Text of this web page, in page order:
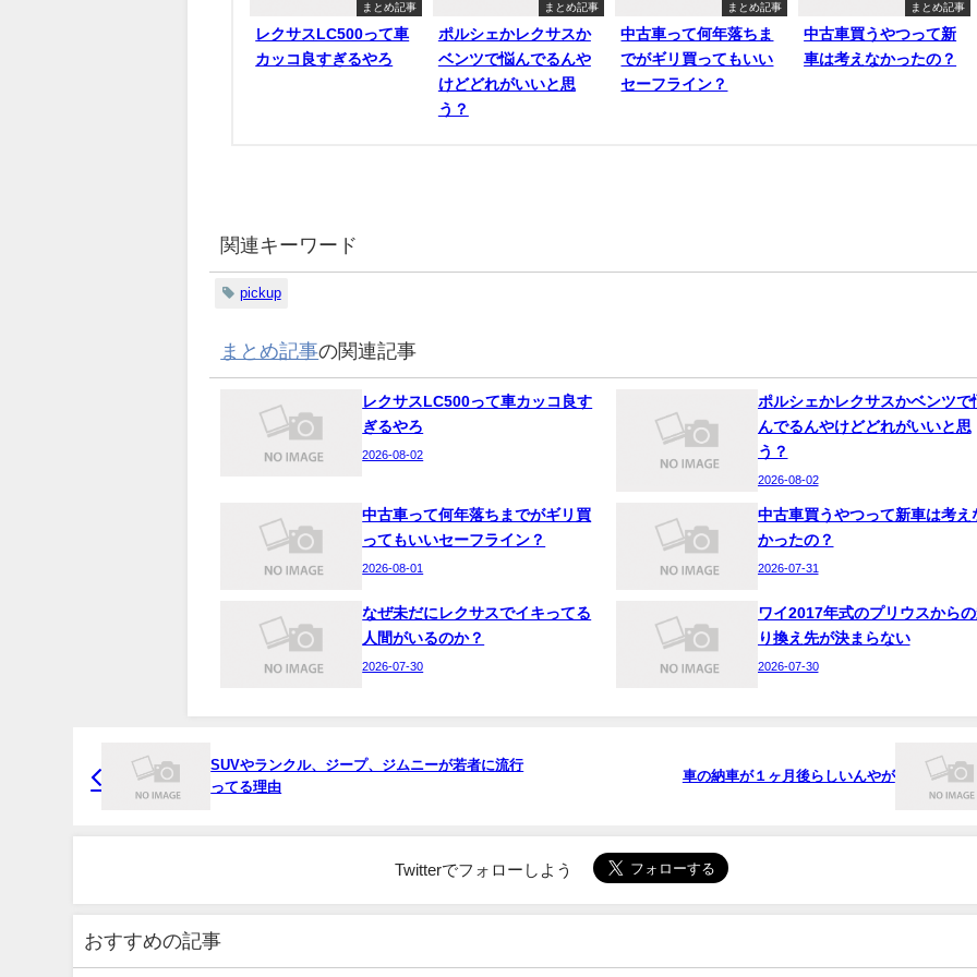
まとめ記事
レクサスLC500って車
カッコ良すぎるやろ
まとめ記事
ポルシェかレクサスか
ベンツで悩んでるんや
けどどれがいいと思
う？
まとめ記事
中古車って何年落ちま
でがギリ買ってもいい
セーフライン？
まとめ記事
中古車買うやつって新
車は考えなかったの？
関連キーワード
pickup
まとめ記事の関連記事
レクサスLC500って車カッコ良す
ぎるやろ
2026-08-02
ポルシェかレクサスかベンツで
んでるんやけどどれがいいと思
う？
2026-08-02
中古車って何年落ちまでがギリ買
ってもいいセーフライン？
2026-08-01
中古車買うやつって新車は考え
かったの？
2026-07-31
なぜ未だにレクサスでイキってる
人間がいるのか？
2026-07-30
ワイ2017年式のプリウスから
り換え先が決まらない
2026-07-30
SUVやランクル、ジープ、ジムニーが若者に流行
ってる理由
車の納車が１ヶ月後らしいんやが
Twitterでフォローしよう
おすすめの記事